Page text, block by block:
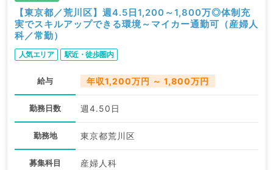
【東京都／荒川区】週4.5日1,200～1,800万◎体制充
実でスキルアップできる環境～マイカー通勤可（産婦人
科／常勤）
人気エリア 駅近・徒歩圏内
給与 年収1,200万円 ～ 1,800万円
勤務日数 週4.50日
勤務地 東京都荒川区
募集科目 産婦人科